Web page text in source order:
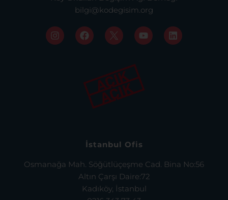
bilgi@kodegisim.org
İstanbul Ofis
Osmanağa Mah. Söğütlüçeşme Cad. Bina No:56
Altın Çarşı Daire:72
Kadıköy, İstanbul